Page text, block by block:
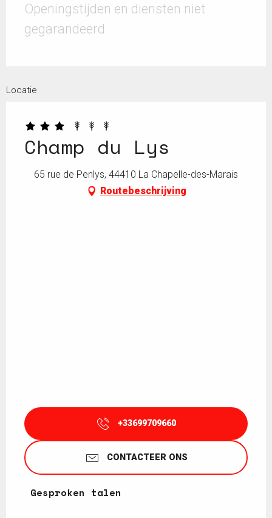
Openingstijden en diensten niet
gegarandeerd
Locatie
Champ du Lys
65 rue de Penlys, 44410 La Chapelle-des-Marais
Routebeschrijving
+33699709660
CONTACTEER ONS
Gesproken talen
Gesproken talen